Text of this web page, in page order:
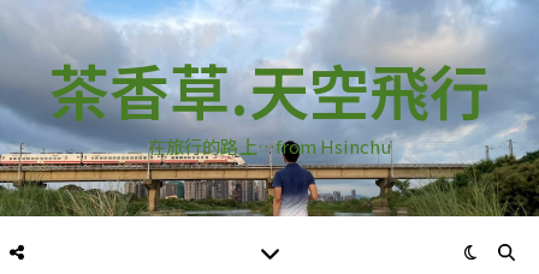
茶香草.天空飛行
在旅行的路上…from Hsinchu